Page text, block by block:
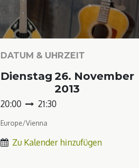
DATUM & UHRZEIT
Dienstag 26. November
2013
20:00 21:30
Europe/Vienna
Zu Kalender hinzufügen